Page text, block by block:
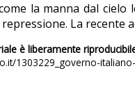
la manna dal
La recente
è liberamente
1303229_governo-